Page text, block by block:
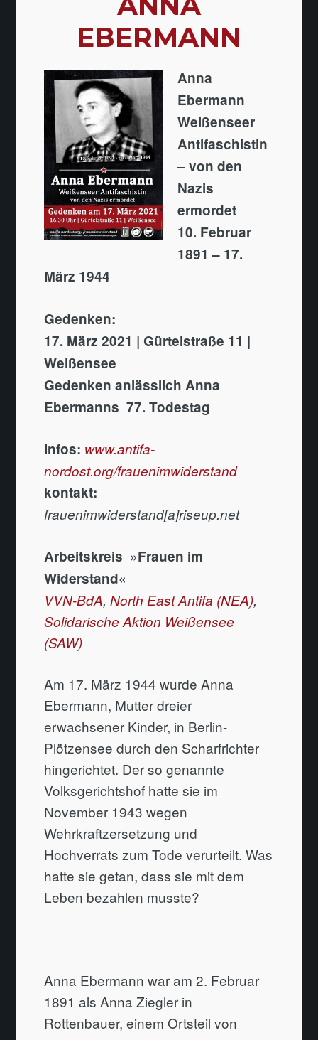
EBERMANN
Anna
Ebermann
Weißenseer
Antifaschistin
– von den
Nazis
ermordet
10. Februar
1891 – 17.
März 1944
Gedenken:
17. März 2021 | Gürtelstraße 11 |
Weißensee
Gedenken anlässlich Anna
Ebermanns 77. Todestag
Infos: www.antifa-
nordost.org/frauenimwiderstand
kontakt:
frauenimwiderstand[a]riseup.net
Arbeitskreis »Frauen im
Widerstand«
VVN-BdA,North East Antifa (NEA),
Solidarische Aktion Weißensee
(SAW)
Am 17. März 1944 wurde Anna
Ebermann, Mutter dreier
erwachsener Kinder, in Berlin-
Plötzensee durch den Scharfrichter
hingerichtet. Der so genannte
Volksgerichtshof hatte sie im
November 1943 wegen
Wehrkraftzersetzung und
Hochverrats zum Tode verurteilt. Was
hatte sie getan, dass sie mit dem
Leben bezahlen musste?
Anna Ebermann war am 2. Februar
1891 als Anna Ziegler in
Rottenbauer, einem Ortsteil von